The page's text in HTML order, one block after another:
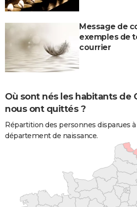
Message de
exemples de
courrier
Où sont nés les habitants de
nous ont quittés ?
Répartition des personnes disparues
département de naissance.